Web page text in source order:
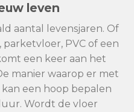
leven
aantal levensjaren. Of
PVC of een
een keer aan het
manier waarop er met
een hoop bepalen
Wordt de vloer